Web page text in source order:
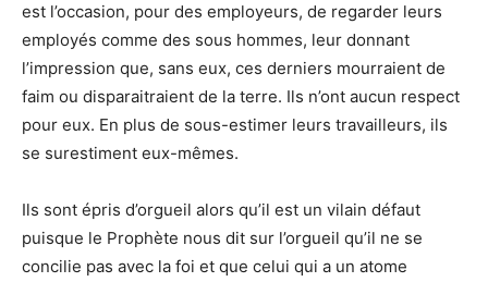
est l’occasion, pour des employeurs, de regarder leurs
employés comme des sous hommes, leur donnant
l’impression que, sans eux, ces derniers mourraient de
faim ou disparaitraient de la terre. Ils n’ont aucun respect
pour eux. En plus de sous-estimer leurs travailleurs, ils
se surestiment eux-mêmes.
Ils sont épris d’orgueil alors qu’il est un vilain défaut
puisque le Prophète nous dit sur l’orgueil qu’il ne se
concilie pas avec la foi et que celui qui a un atome